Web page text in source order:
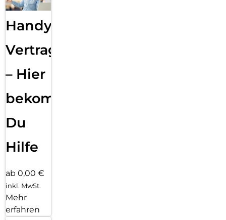
Handy
Vertragsabwicklung
– Hier
bekommst
Du
Hilfe
ab 0,00 €
inkl. MwSt.
Mehr
erfahren